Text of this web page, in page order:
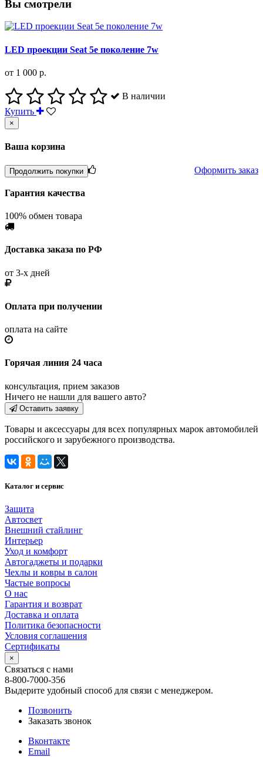
Вы смотрели
LED проекции Seat 5е поколение 7w
от 1 000 р.
В наличии
Купить
×
Ваша корзина
Продолжить покупки Оформить заказ
Гарантия качества
100% обмен товара
Доставка заказа по РФ
от 3-х дней
Оплата при получении
оплата на сайте
Горячая линия 24 часа
консультация, прием заказов
Ничего не нашли для вашего авто?
Оставить заявку
Товары и аксессуары для всех популярных марок автомобилей
российского и зарубежного производства.
Каталог и сервис
Защита
Автосвет
Внешний стайлинг
Интерьер
Уход и комфорт
Автогаджеты и подарки
Чехлы и ковры в салон
Частые вопросы
О нас
Гарантия и возврат
Доставка и оплата
Политика безопасности
Условия соглашения
Сертификаты
×
Связаться с нами
8-800-7000-356
Выдерите удобный способ для связи с менеджером.
Позвонить
Заказать звонок
Вконтакте
Email